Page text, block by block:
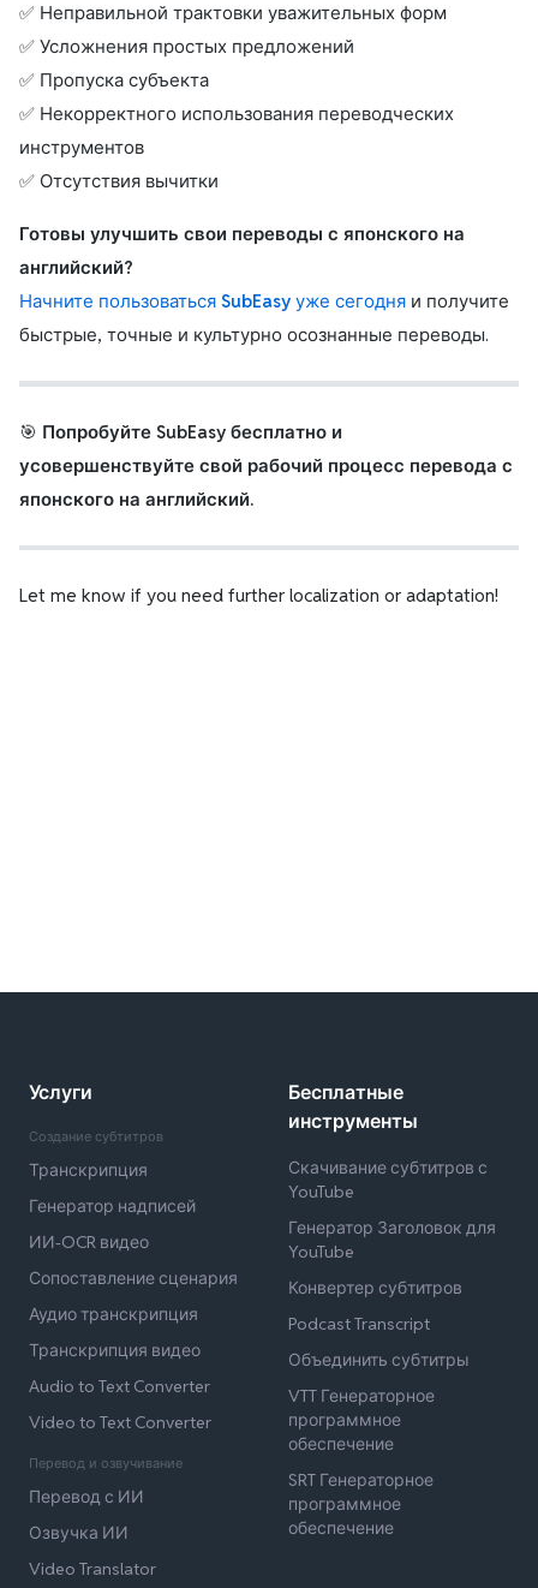
✅ Неправильной трактовки уважительных форм
✅ Усложнения простых предложений
✅ Пропуска субъекта
✅ Некорректного использования переводческих
инструментов
✅ Отсутствия вычитки
Готовы улучшить свои переводы с японского на
английский?
Начните пользоваться SubEasy уже сегодня и получите
быстрые, точные и культурно осознанные переводы.
🎯 Попробуйте SubEasy бесплатно и
усовершенствуйте свой рабочий процесс перевода с
японского на английский.
Let me know if you need further localization or adaptation!
Услуги
Создание субтитров
Транскрипция
Генератор надписей
ИИ-OCR видео
Сопоставление сценария
Аудио транскрипция
Транскрипция видео
Audio to Text Converter
Video to Text Converter
Перевод и озвучивание
Перевод с ИИ
Озвучка ИИ
Video Translator
Бесплатные
инструменты
Скачивание субтитров с
YouTube
Генератор Заголовок для
YouTube
Конвертер субтитров
Podcast Transcript
Объединить субтитры
VTT Генераторное
программное
обеспечение
SRT Генераторное
программное
обеспечение